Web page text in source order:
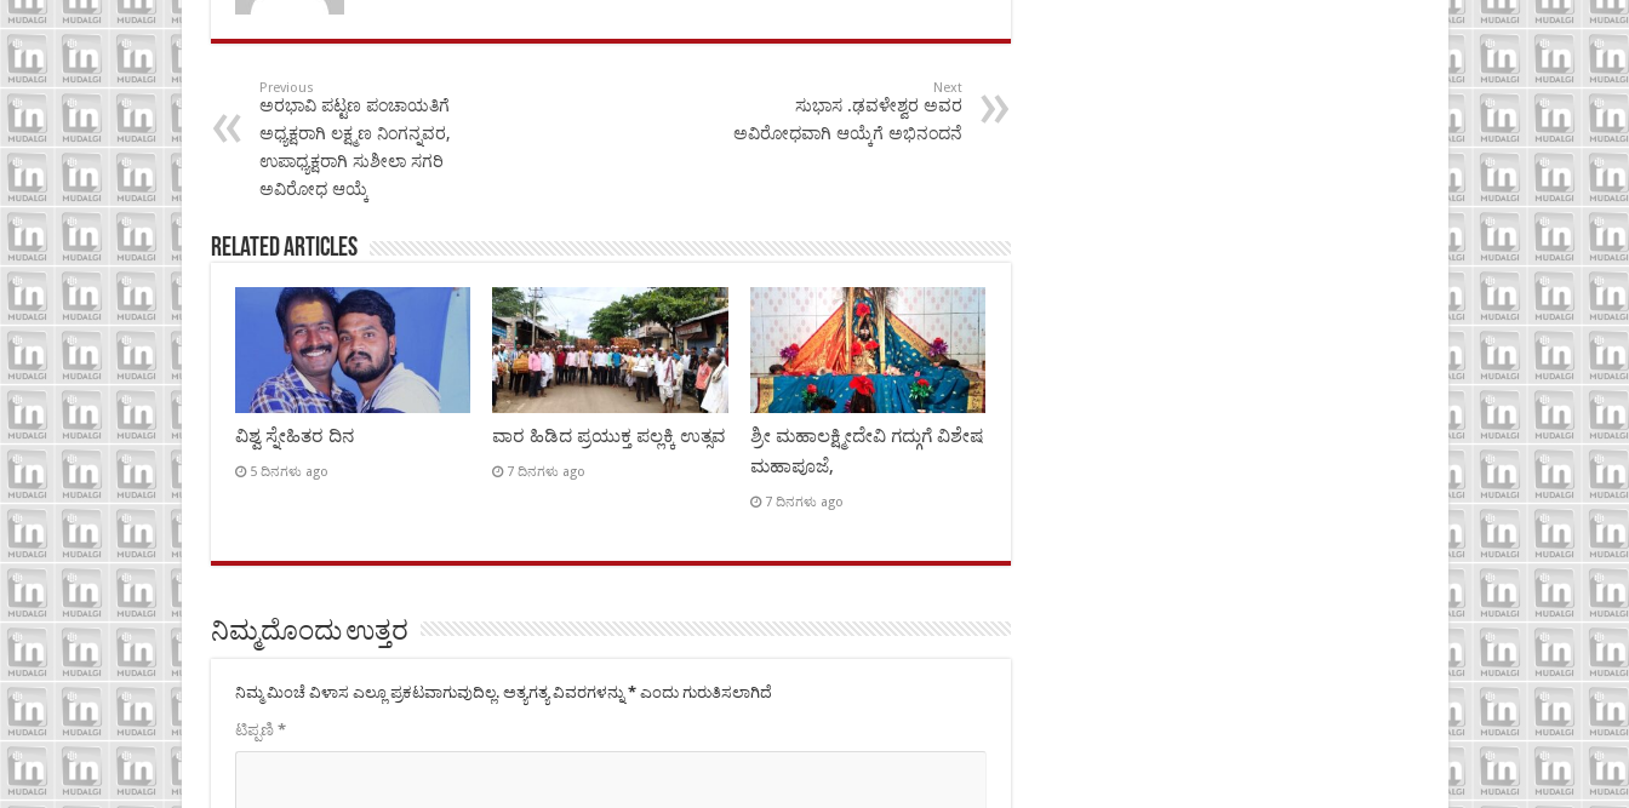
Previous
ಅರಭಾವಿ ಪಟ್ಟಣ ಪಂಚಾಯತಿಗೆ
ಅಧ್ಯಕ್ಷರಾಗಿ ಲಕ್ಷ್ಮಣ ನಿಂಗನ್ನವರ,
ಉಪಾಧ್ಯಕ್ಷರಾಗಿ ಸುಶೀಲಾ ಸಗರಿ
ಅವಿರೋಧ ಆಯ್ಕೆ
Next
ಸುಭಾಸ .ಢವಳೇಶ್ವರ ಅವರ
ಅವಿರೋಧವಾಗಿ ಆಯ್ಕೆಗೆ ಅಭಿನಂದನೆ
Related Articles
ವಿಶ್ವ ಸ್ನೇಹಿತರ ದಿನ
5 ದಿನಗಳು ago
ವಾರ ಹಿಡಿದ ಪ್ರಯುಕ್ತ ಪಲ್ಲಕ್ಕಿ ಉತ್ಸವ
7 ದಿನಗಳು ago
ಶ್ರೀ ಮಹಾಲಕ್ಷ್ಮೀದೇವಿ ಗದ್ಗುಗೆ ವಿಶೇಷ
ಮಹಾಪೂಜೆ,
7 ದಿನಗಳು ago
ನಿಮ್ಮದೊಂದು ಉತ್ತರ
ನಿಮ್ಮ ಮಿಂಚೆ ವಿಳಾಸ ಎಲ್ಲೂ ಪ್ರಕಟವಾಗುವುದಿಲ್ಲ. ಅತ್ಯಗತ್ಯ ವಿವರಗಳನ್ನು *ಎಂದು ಗುರುತಿಸಲಾಗಿದೆ
ಟಿಪ್ಪಣಿ *